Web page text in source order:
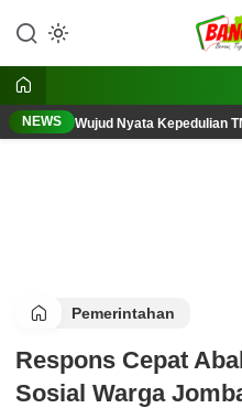
konten
Berani,
NEWS Wujud Nyata Kepedulian
Pemerintahan
Respons Cepat
Sosial Warga